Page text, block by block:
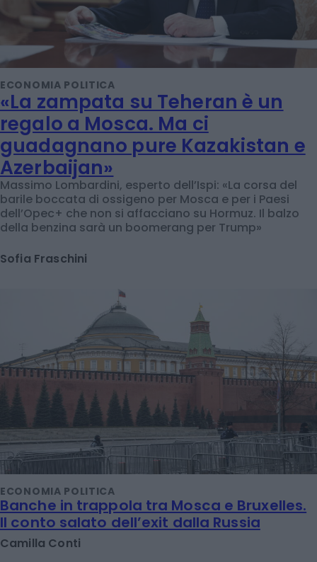
ECONOMIA POLITICA
«La zampata su Teheran è un
regalo a Mosca. Ma ci
guadagnano pure Kazakistan e
Azerbaijan»
Massimo Lombardini, esperto dell’Ispi: «La corsa del
barile boccata di ossigeno per Mosca e per i Paesi
dell’Opec+ che non si affacciano su Hormuz. Il balzo
della benzina sarà un boomerang per Trump»
Sofia Fraschini
ECONOMIA POLITICA
Banche in trappola tra Mosca e Bruxelles.
Il conto salato dell’exit dalla Russia
Camilla Conti